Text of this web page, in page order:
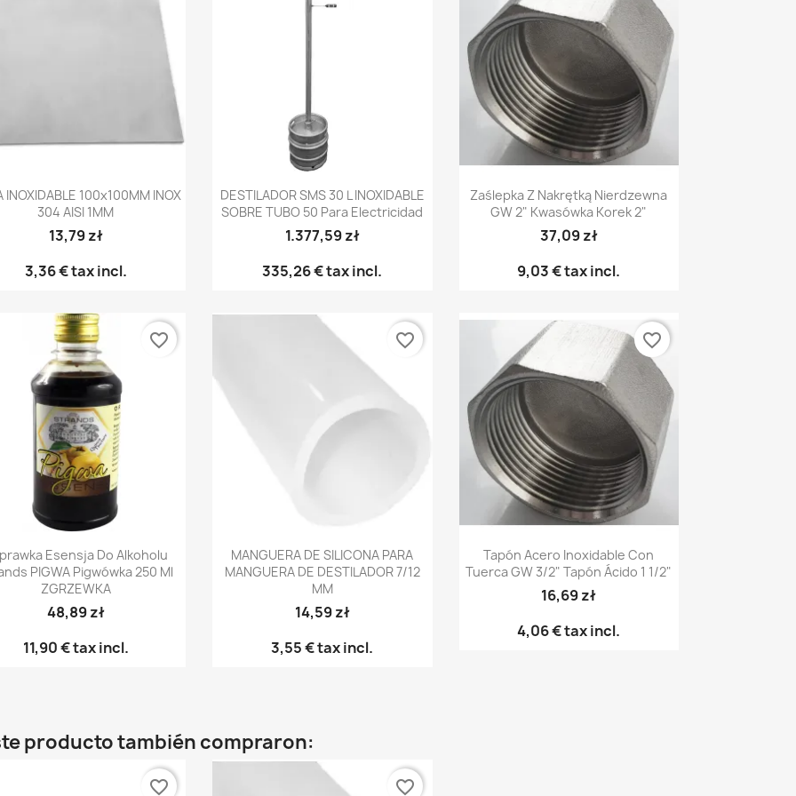
Vista rápida
INOXIDABLE 100x100MM INOX
304 AISI 1MM
13,79 zł
3,36 €tax incl.
Vista rápida
DESTILADOR SMS 30 L INOXIDABLE
SOBRE TUBO 50 Para Electricidad
1.377,59 zł
335,26 €tax incl.
 Vista rápida
Zaślepka Z Nakrętką Nierdzewna
GW 2" Kwasówka Korek 2"
37,09 zł
9,03 €tax incl.
Vista rápida
Esensja Do Alkoholu
PIGWA Pigwówka 250 Ml
ZGRZEWKA
48,89 zł
11,90 €tax incl.
favorite_border
Vista rápida
MANGUERA DE SILICONA PARA
MANGUERA DE DESTILADOR 7/12
MM
14,59 zł
3,55 €tax incl.
favorite_border
Vista rápida
Tapón Acero Inoxidable Con
Tuerca GW 3/2" Tapón Ácido 1 1/2"
16,69 zł
4,06 €tax incl.
favorite_border
producto también compraron:
favorite_border favorite_border